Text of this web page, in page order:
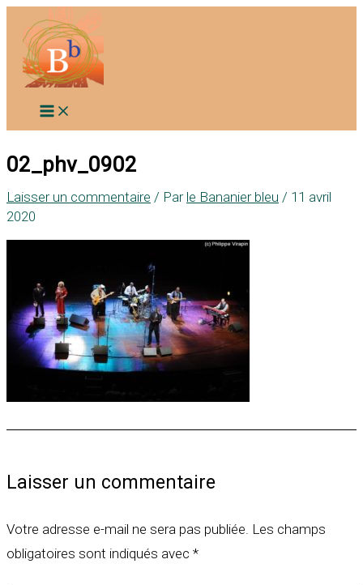
contenu
02_phv_0902
Laisser un commentaire / Par le Bananier bleu / 11 avril
2020
Laisser un commentaire
Votre adresse e-mail ne sera pas publiée. Les champs
obligatoires sont indiqués avec *